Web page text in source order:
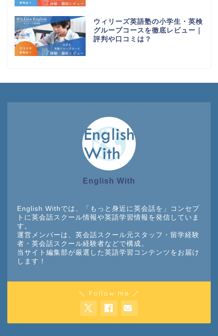
ウィリーズ英語塾の小学生・英検
グループコースを徹底レビュー｜
評判や口コミは？
English With
English Withでは、「もっと身近に英会話を」コンセプ
トに英会話スクール情報や英語学習情報を発信していま
す。
運営メンバーは、英会話スクール元スタッフ・留学経験
者・英会話スクール経験者などで構成。
当サイト編集部が厳選した英語学習コンテンツをお届け
します！
＼ Follow me ／